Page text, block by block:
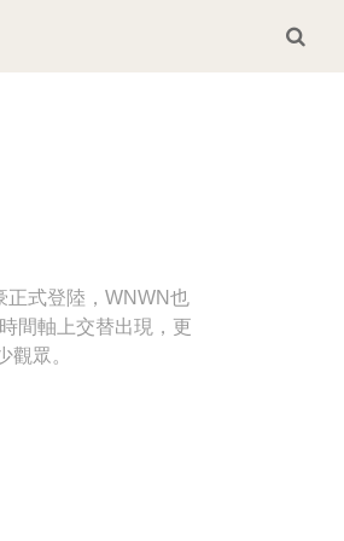
正式登陸，WNWN也
間軸上交替出現，更
眾。